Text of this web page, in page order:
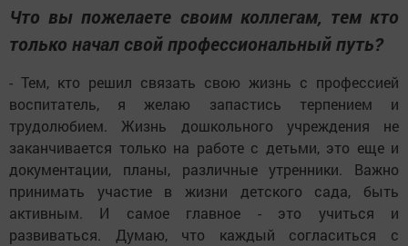
Что вы пожелаете своим коллегам, тем кто
только начал свой профессиональный путь?
- Тем, кто решил связать свою жизнь с профессией
воспитатель, я желаю запастись терпением и
трудолюбием. Жизнь дошкольного учреждения не
заканчивается только на работе с детьми, это еще и
документации, планы, различные утренники. Важно
принимать участие в жизни детского сада, быть
активным. И самое главное - это учиться и
развиваться. Думаю, что каждый согласиться с